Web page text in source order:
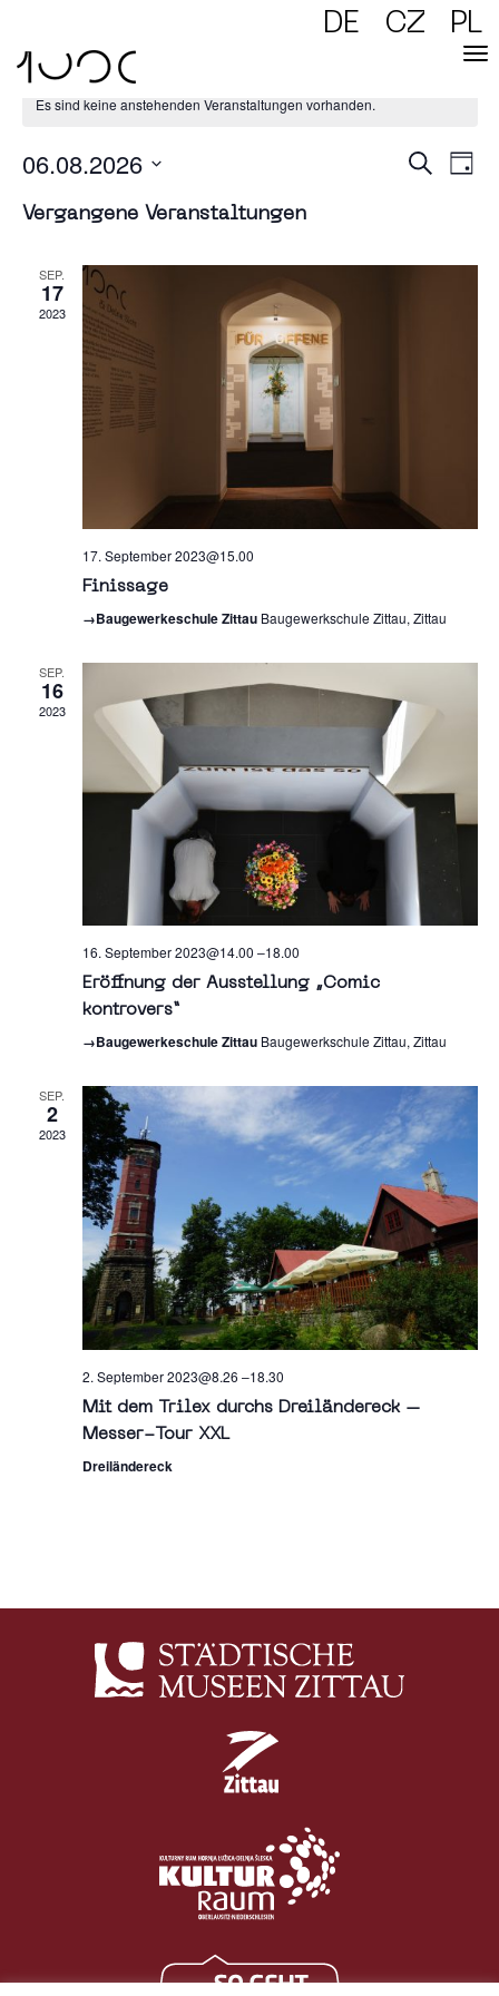
DE CZ PL
Es sind keine anstehenden Veranstaltungen vorhanden.
und
Suche
Tag
06.08.2026
wählen.
Vergangene Veranstaltungen
SEP.
17
2023
17. September 2023@15.00
Finissage
→Baugewerkeschule Zittau Baugewerkschule Zittau, Zittau
SEP.
16
2023
16. September 2023@14.00 –18.00
Eröffnung der Ausstellung „Comic
kontrovers“
→Baugewerkeschule Zittau Baugewerkschule Zittau, Zittau
SEP.
2
2023
2. September 2023@8.26 –18.30
Mit dem Trilex durchs Dreiländereck –
Messer-Tour XXL
Dreiländereck